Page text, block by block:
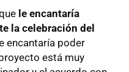
le encantaría
la celebración del
encantaría poder
está muy